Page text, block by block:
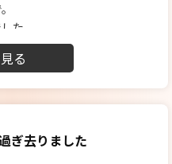
た。
とのないようなプレイが沢
たが、それでことりさんの
られました。
ぎ去りました